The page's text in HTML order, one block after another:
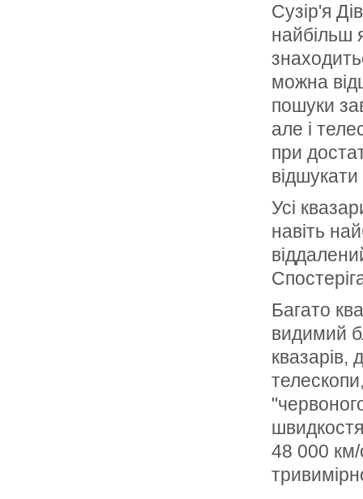
Сузір'я
найбільш
можна
пошуки
але і
при
Усі
навіть
Багато
видимий
квазарів,
48 000 км/